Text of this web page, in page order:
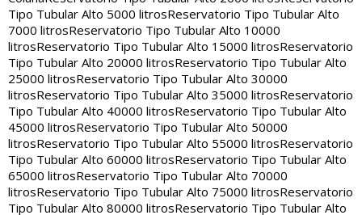
Tipo Tubular Alto 5000 litrosReservatorio Tipo Tubular Alto
7000 litrosReservatorio Tipo Tubular Alto 10000
litrosReservatorio Tipo Tubular Alto 15000 litrosReservatorio
Tipo Tubular Alto 20000 litrosReservatorio Tipo Tubular Alto
25000 litrosReservatorio Tipo Tubular Alto 30000
litrosReservatorio Tipo Tubular Alto 35000 litrosReservatorio
Tipo Tubular Alto 40000 litrosReservatorio Tipo Tubular Alto
45000 litrosReservatorio Tipo Tubular Alto 50000
litrosReservatorio Tipo Tubular Alto 55000 litrosReservatorio
Tipo Tubular Alto 60000 litrosReservatorio Tipo Tubular Alto
65000 litrosReservatorio Tipo Tubular Alto 70000
litrosReservatorio Tipo Tubular Alto 75000 litrosReservatorio
Tipo Tubular Alto 80000 litrosReservatorio Tipo Tubular Alto